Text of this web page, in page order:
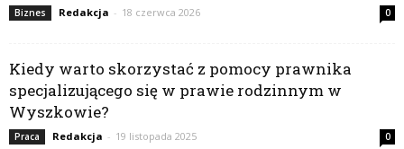
Biznes Redakcja - 18 czerwca 2026 0
Kiedy warto skorzystać z pomocy prawnika
specjalizującego się w prawie rodzinnym w
Wyszkowie?
Praca Redakcja - 19 listopada 2025 0